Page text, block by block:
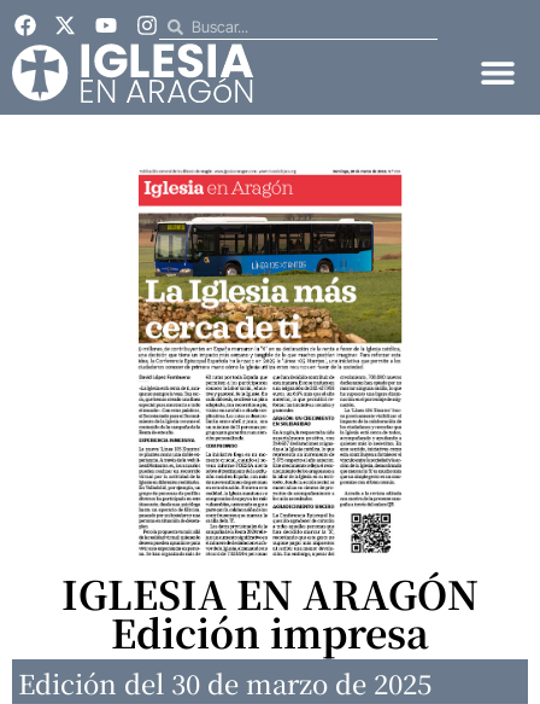
IGLESIA EN ARAGÓN
Edición impresa
Edición del 30 de marzo de 2025